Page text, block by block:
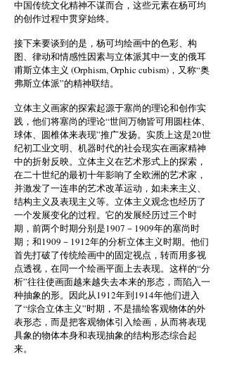
中国传统文化精神不谋而合，这些元素在杨可均
的创作过程中贯穿始终。
接下来要谈到的是，杨可均绘画中的色彩、构
图、律动和情感性因素与立体派其中一支的俄耳
甫斯立体主义 (Orphism, Orphic cubism)，又称“奥
弗斯立体派”的精神联结。
立体主义画家的探索起源于塞尚的理论和创作实
践，他们将塞尚的理论“世间万物皆可用圆柱体、
球体、圆椎体来表现”推广发扬。实质上这是20世
纪初工业文明、机器时代的社会现实在画家精神
中的折射反映。立体主义在艺术形式上的探索，
在二十世纪的最初十年影响了全欧洲的艺术家，
并激发了一连串的艺术改革运动，如未来主义、
结构主义及表现主义等。立体主义观念也经历了
一个发展变化的过程。它的发展经历过三个时
期，前两个时期分别是1907－1909年的塞尚时
期；和1909－1912年的分析立体主义时期。他们
首先打破了传统绘画中的固定视点，转而用多视
点透视，在同一个绘画平面上去表现。这样的“分
析”往往使画面越来越失去本来的形态，而陷入一
种抽象的形。因此从1912年到1914年他们进入
了“综合立体主义”时期，不是描绘客观物体的外
表形态，而是把客观物体引入绘画，从而将表现
具象的物体本身和表现抽象的结构形态综合起
来。